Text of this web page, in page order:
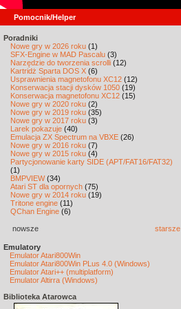
Pomocnik/Helper
Poradniki
Nowe gry w 2026 roku (1)
SFX-Engine w MAD Pascalu (3)
Narzędzie do tworzenia scrolli (12)
Kartridż Sparta DOS X (6)
Usprawnienia magnetofonu XC12 (12)
Konserwacja stacji dysków 1050 (19)
Konserwacja magnetofonu XC12 (15)
Nowe gry w 2020 roku (2)
Nowe gry w 2019 roku (35)
Nowe gry w 2017 roku (3)
Larek pokazuje (40)
Emulacja ZX Spectrum na VBXE (26)
Nowe gry w 2016 roku (7)
Nowe gry w 2015 roku (4)
Partycjonowanie karty SIDE (APT/FAT16/FAT32)
(1)
BMPVIEW(34)
Atari ST dla opornych (75)
Nowe gry w 2014 roku (19)
Tritone engine (11)
QChan Engine (6)
nowsze starsze
Emulatory
Emulator Atari800Win
Emulator Atari800Win PLus 4.0 (Windows)
Emulator Atari++ (multiplatform)
Emulator Altirra (Windows)
Biblioteka Atarowca